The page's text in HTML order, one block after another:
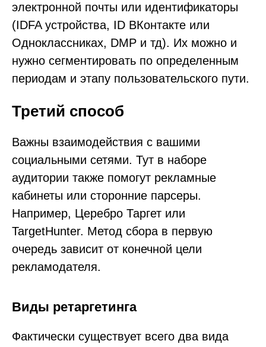
электронной почты или идентификаторы
(IDFA устройства, ID ВКонтакте или
Одноклассниках, DMP и тд). Их можно и
нужно сегментировать по определенным
периодам и этапу пользовательского пути.
Третий способ
Важны взаимодействия с вашими
социальными сетями. Тут в наборе
аудитории также помогут рекламные
кабинеты или сторонние парсеры.
Например, Церебро Таргет или
TargetHunter. Метод сбора в первую
очередь зависит от конечной цели
рекламодателя.
Виды ретаргетинга
Фактически существует всего два вида